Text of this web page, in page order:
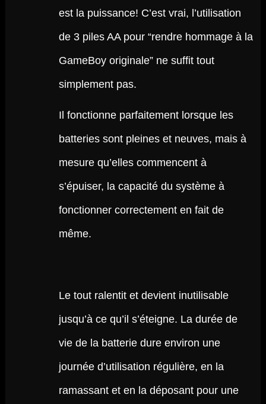
est la puissance! C’est vrai, l’utilisation
de 3 piles AA pour “rendre hommage à la
GameBoy originale” ne suffit tout
simplement pas.
Il fonctionne parfaitement lorsque les
batteries sont pleines et neuves, mais à
mesure qu’elles commencent à
s’épuiser, la capacité du système à
fonctionner correctement en fait de
même.
Le tout ralentit et devient inutilisable
jusqu’à ce qu’il s’éteigne. La durée de
vie de la batterie dure environ une
journée d’utilisation régulière, en la
ramassant et en la déposant pour une